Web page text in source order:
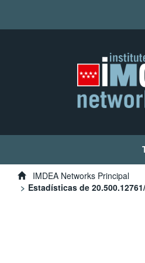
IMDEA Networks Principal
Estadísticas de